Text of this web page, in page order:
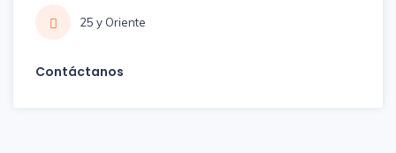
25 y Oriente
Contáctanos